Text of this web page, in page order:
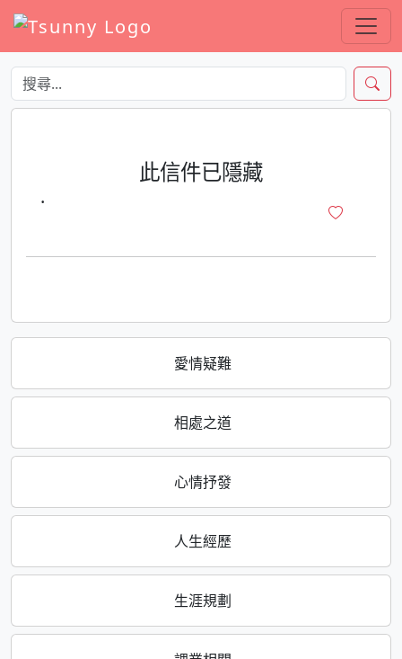
愛情疑難
相處之道
心情抒發
人生經歷
生涯規劃
此信件已隱藏
·